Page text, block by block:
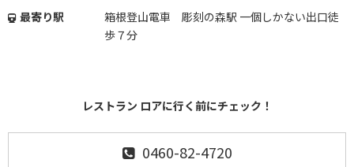
最寄り駅
箱根登山電車 彫刻の森駅 一個しかない出口徒
歩７分
レストラン ロアに行く前にチェック！
0460-82-4720